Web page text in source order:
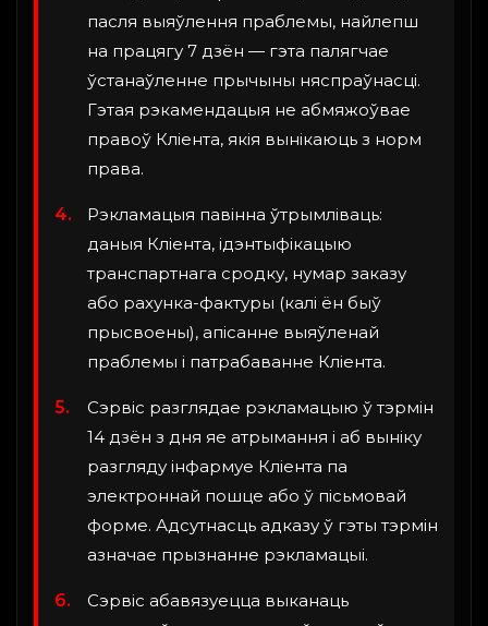
пасля выяўлення праблемы, найлепш
на працягу 7 дзён — гэта палягчае
ўстанаўленне прычыны няспраўнасці.
Гэтая рэкамендацыя не абмяжоўвае
правоў Кліента, якія вынікаюць з норм
права.
Рэкламацыя павінна ўтрымліваць:
даныя Кліента, ідэнтыфікацыю
транспартнага сродку, нумар заказу
або рахунка-фактуры (калі ён быў
прысвоены), апісанне выяўленай
праблемы і патрабаванне Кліента.
Сэрвіс разглядае рэкламацыю ў тэрмін
14 дзён з дня яе атрымання і аб выніку
разгляду інфармуе Кліента па
электроннай пошце або ў пісьмовай
форме. Адсутнасць адказу ў гэты тэрмін
азначае прызнанне рэкламацыі.
Сэрвіс абавязуецца выканаць